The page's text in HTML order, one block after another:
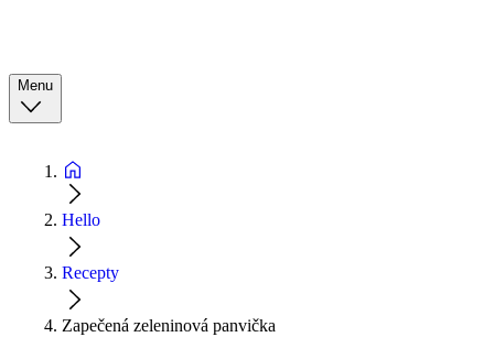
Menu
Hello
Recepty
Zapečená zeleninová panvička